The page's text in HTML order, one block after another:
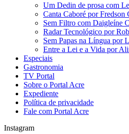
Um Dedin de prosa com
Canta Caboré por Fredson
Sem Filtro com Daigleíne
Radar Tecnológico por
Sem Papas na Língua por
Entre a Lei e a Vida por
Especiais
Gastronomia
TV Portal
Sobre o Portal Acre
Expediente
Política de privacidade
Fale com Portal Acre
Instagram